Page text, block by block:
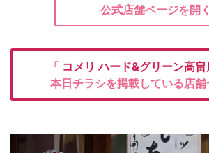
公式店舗ページを開く
「 コメリハード&グリーン高畠
本日チラシを掲載している店舗